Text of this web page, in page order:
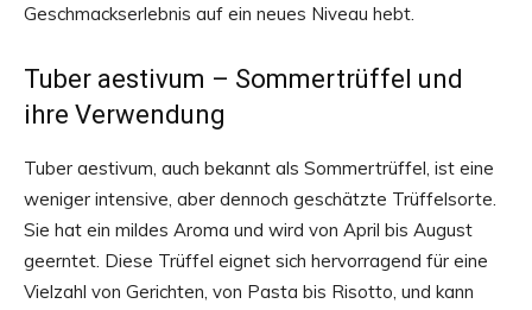
Geschmackserlebnis auf ein neues Niveau hebt.
Tuber aestivum – Sommertrüffel und
ihre Verwendung
Tuber aestivum, auch bekannt als Sommertrüffel, ist eine
weniger intensive, aber dennoch geschätzte Trüffelsorte.
Sie hat ein mildes Aroma und wird von April bis August
geerntet. Diese Trüffel eignet sich hervorragend für eine
Vielzahl von Gerichten, von Pasta bis Risotto, und kann